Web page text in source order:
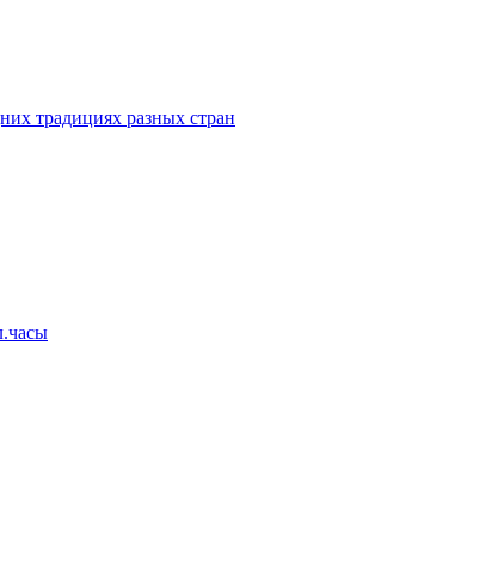
традициях разных стран